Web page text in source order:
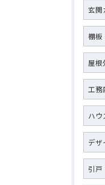
玄関
棚板
屋根
工務
ハウ
デザ
引戸